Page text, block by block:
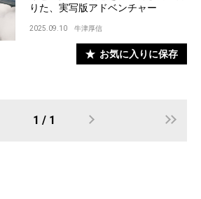
りた、実写版アドベンチャー
2025.09.10 牛津厚信
お気に入りに保存
1 / 1